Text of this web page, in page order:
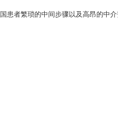
者繁琐的中间步骤以及高昂的